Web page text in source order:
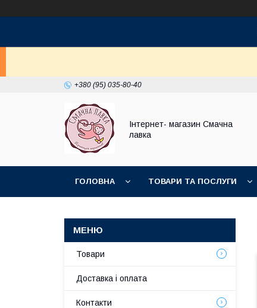
+380 (95) 035-80-40
Інтернет- магазин Смачна
лавка
ГОЛОВНА ТОВАРИ ТА ПОСЛУГИ
Товари
Доставка і оплата
Контакти